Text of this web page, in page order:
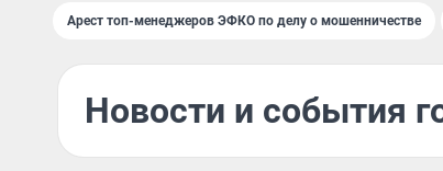
Арест топ-менеджеров ЭФКО по делу о мошенничестве
Новости и события